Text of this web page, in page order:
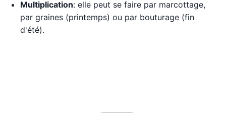
Multiplication: elle peut se faire par marcottage,
par graines (printemps) ou par bouturage (fin
d'été).